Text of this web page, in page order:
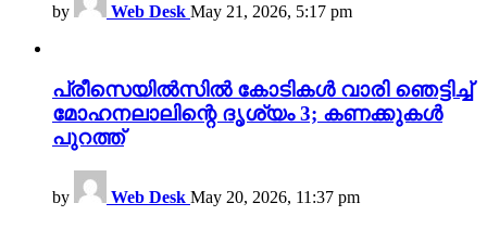
by Web Desk May 21, 2026, 5:17 pm
പ്രീസെയിൽസിൽ കോടികൾ വാരി ഞെട്ടിച്ച്
മോഹനലാലിന്റെ ദൃശ്യം 3; കണക്കുകൾ
പുറത്ത്
by Web Desk May 20, 2026, 11:37 pm